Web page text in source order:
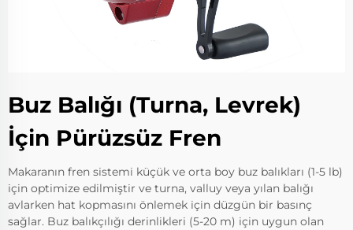
Buz Balığı (Turna, Levrek)
İçin Pürüzsüz Fren
Makaranın fren sistemi küçük ve orta boy buz balıkları (1-5 lb)
için optimize edilmiştir ve turna, valluy veya yılan balığı
avlarken hat kopmasını önlemek için düzgün bir basınç
sağlar. Buz balıkçılığı derinlikleri (5-20 m) için uygun olan